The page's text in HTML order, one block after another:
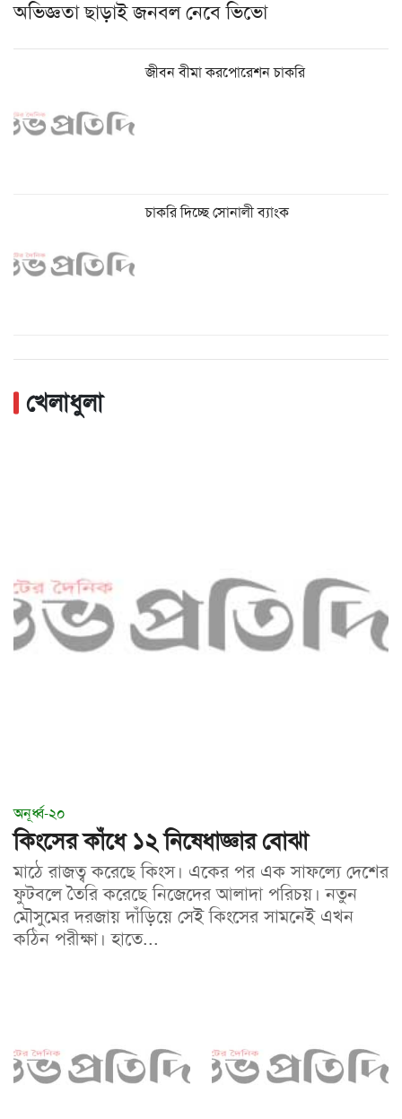
অভিজ্ঞতা ছাড়াই জনবল নেবে ভিভো
জীবন বীমা করপোরেশন চাকরি
চাকরি দিচ্ছে সোনালী ব্যাংক
খেলাধুলা
অনূর্ধ্ব-২০
কিংসের কাঁধে ১২ নিষেধাজ্ঞার বোঝা
মাঠে রাজত্ব করেছে কিংস। একের পর এক সাফল্যে দেশের
ফুটবলে তৈরি করেছে নিজেদের আলাদা পরিচয়। নতুন
মৌসুমের দরজায় দাঁড়িয়ে সেই কিংসের সামনেই এখন
কঠিন পরীক্ষা। হাতে...